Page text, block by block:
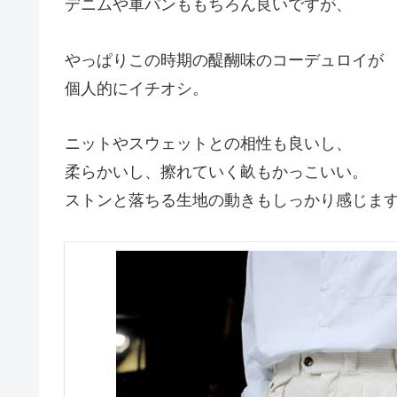
デニムや軍パンももちろん良いですが、
やっぱりこの時期の醍醐味のコーデュロイが
個人的にイチオシ。
ニットやスウェットとの相性も良いし、
柔らかいし、擦れていく畝もかっこいい。
ストンと落ちる生地の動きもしっかり感じま